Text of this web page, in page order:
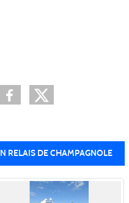
RELAIS DE CHAMPAGNOLE